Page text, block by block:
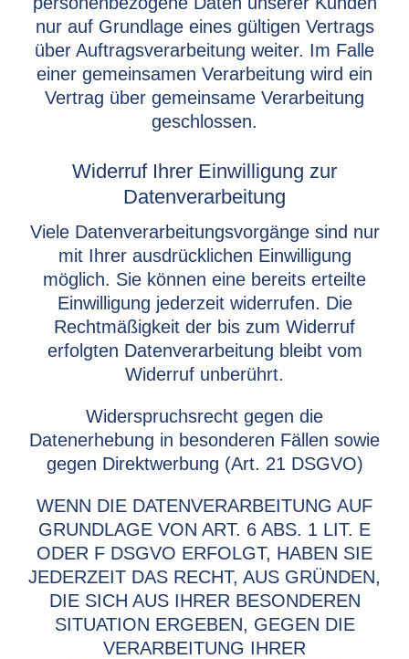
nur auf Grundlage eines gültigen Vertrags
über Auftragsverarbeitung weiter. Im Falle
einer gemeinsamen Verarbeitung wird ein
Vertrag über gemeinsame Verarbeitung
geschlossen.
Widerruf Ihrer Einwilligung zur
Datenverarbeitung
Viele Datenverarbeitungsvorgänge sind nur
mit Ihrer ausdrücklichen Einwilligung
möglich. Sie können eine bereits erteilte
Einwilligung jederzeit widerrufen. Die
Rechtmäßigkeit der bis zum Widerruf
erfolgten Datenverarbeitung bleibt vom
Widerruf unberührt.
Widerspruchsrecht gegen die
Datenerhebung in besonderen Fällen sowie
gegen Direktwerbung (Art. 21 DSGVO)
WENN DIE DATENVERARBEITUNG AUF
GRUNDLAGE VON ART. 6 ABS. 1 LIT. E
ODER F DSGVO ERFOLGT, HABEN SIE
JEDERZEIT DAS RECHT, AUS GRÜNDEN,
DIE SICH AUS IHRER BESONDEREN
SITUATION ERGEBEN, GEGEN DIE
VERARBEITUNG IHRER